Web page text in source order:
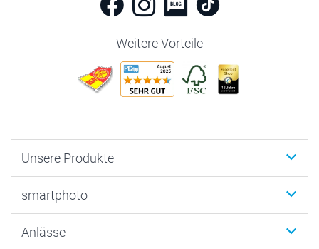
Weitere Vorteile
Unsere Produkte
Fotogeschenke
MyNameBook
smartphoto
Warum smartphoto
Anlässe